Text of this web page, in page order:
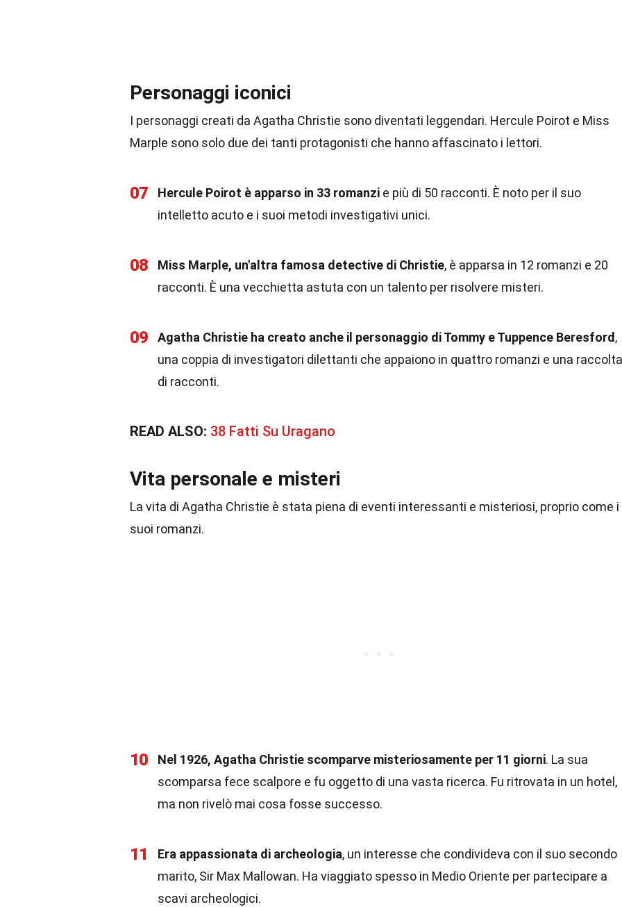
Personaggi iconici
I personaggi creati da Agatha Christie sono diventati leggendari. Hercule Poirot e Miss
Marple sono solo due dei tanti protagonisti che hanno affascinato i lettori.
07 Hercule Poirot è apparso in 33 romanzi e più di 50 racconti. È noto per il suo
intelletto acuto e i suoi metodi investigativi unici.
08 Miss Marple, un'altra famosa detective di Christie, è apparsa in 12 romanzi e 20
racconti. È una vecchietta astuta con un talento per risolvere misteri.
09 Agatha Christie ha creato anche il personaggio di Tommy e Tuppence Beresford ,
una coppia di investigatori dilettanti che appaiono in quattro romanzi e una raccolta
di racconti.
READ ALSO: 38 Fatti Su Uragano
Vita personale e misteri
La vita di Agatha Christie è stata piena di eventi interessanti e misteriosi, proprio come i
suoi romanzi.
10 Nel 1926, Agatha Christie scomparve misteriosamente per 11 giorni. La sua
scomparsa fece scalpore e fu oggetto di una vasta ricerca. Fu ritrovata in un hotel,
ma non rivelò mai cosa fosse successo.
11 Era appassionata di archeologia, un interesse che condivideva con il suo secondo
marito, Sir Max Mallowan. Ha viaggiato spesso in Medio Oriente per partecipare a
scavi archeologici.